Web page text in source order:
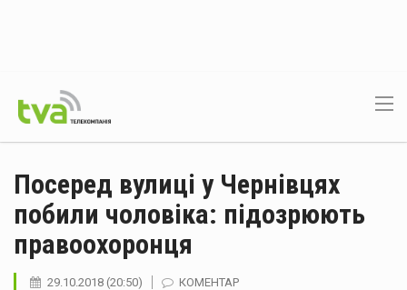
Посеред вулиці у Чернівцях
побили чоловіка: підозрюють
правоохоронця
29.10.2018 (20:50) КОМЕНТАР